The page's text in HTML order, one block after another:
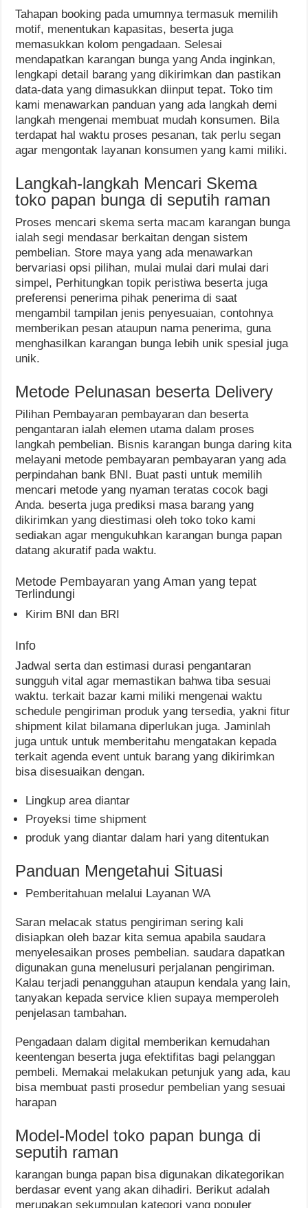
Tahapan booking pada umumnya termasuk memilih
motif, menentukan kapasitas, beserta juga
memasukkan kolom pengadaan. Selesai
mendapatkan karangan bunga yang Anda inginkan,
lengkapi detail barang yang dikirimkan dan pastikan
data-data yang dimasukkan diinput tepat. Toko tim
kami menawarkan panduan yang ada langkah demi
langkah mengenai membuat mudah konsumen. Bila
terdapat hal waktu proses pesanan, tak perlu segan
agar mengontak layanan konsumen yang kami miliki.
Langkah-langkah Mencari Skema
toko papan bunga di seputih raman
Proses mencari skema serta macam karangan bunga
ialah segi mendasar berkaitan dengan sistem
pembelian. Store maya yang ada menawarkan
bervariasi opsi pilihan, mulai mulai dari mulai dari
simpel, Perhitungkan topik peristiwa beserta juga
preferensi penerima pihak penerima di saat
mengambil tampilan jenis penyesuaian, contohnya
memberikan pesan ataupun nama penerima, guna
menghasilkan karangan bunga lebih unik spesial juga
unik.
Metode Pelunasan beserta Delivery
Pilihan Pembayaran pembayaran dan beserta
pengantaran ialah elemen utama dalam proses
langkah pembelian. Bisnis karangan bunga daring kita
melayani metode pembayaran pembayaran yang ada
perpindahan bank BNI. Buat pasti untuk memilih
mencari metode yang nyaman teratas cocok bagi
Anda. beserta juga prediksi masa barang yang
dikirimkan yang diestimasi oleh toko toko kami
sediakan agar mengukuhkan karangan bunga papan
datang akuratif pada waktu.
Metode Pembayaran yang Aman yang tepat
Terlindungi
Kirim BNI dan BRI
Info
Jadwal serta dan estimasi durasi pengantaran
sungguh vital agar memastikan bahwa tiba sesuai
waktu. terkait bazar kami miliki mengenai waktu
schedule pengiriman produk yang tersedia, yakni fitur
shipment kilat bilamana diperlukan juga. Jaminlah
juga untuk untuk memberitahu mengatakan kepada
terkait agenda event untuk barang yang dikirimkan
bisa disesuaikan dengan.
Lingkup area diantar
Proyeksi time shipment
produk yang diantar dalam hari yang ditentukan
Panduan Mengetahui Situasi
Pemberitahuan melalui Layanan WA
Saran melacak status pengiriman sering kali
disiapkan oleh bazar kita semua apabila saudara
menyelesaikan proses pembelian. saudara dapatkan
digunakan guna menelusuri perjalanan pengiriman.
Kalau terjadi penangguhan ataupun kendala yang lain,
tanyakan kepada service klien supaya memperoleh
penjelasan tambahan.
Pengadaan dalam digital memberikan kemudahan
keentengan beserta juga efektifitas bagi pelanggan
pembeli. Memakai melakukan petunjuk yang ada, kau
bisa membuat pasti prosedur pembelian yang sesuai
harapan
Model-Model toko papan bunga di
seputih raman
karangan bunga papan bisa digunakan dikategorikan
berdasar event yang akan dihadiri. Berikut adalah
merupakan sekumpulan kategori yang populer